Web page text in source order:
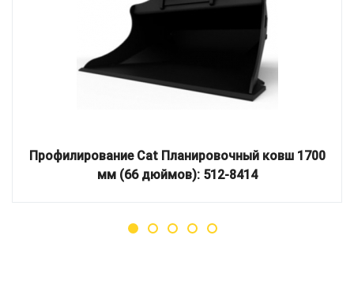
Профилирование Cat Планировочный ковш 1700
мм (66 дюймов): 512-8414